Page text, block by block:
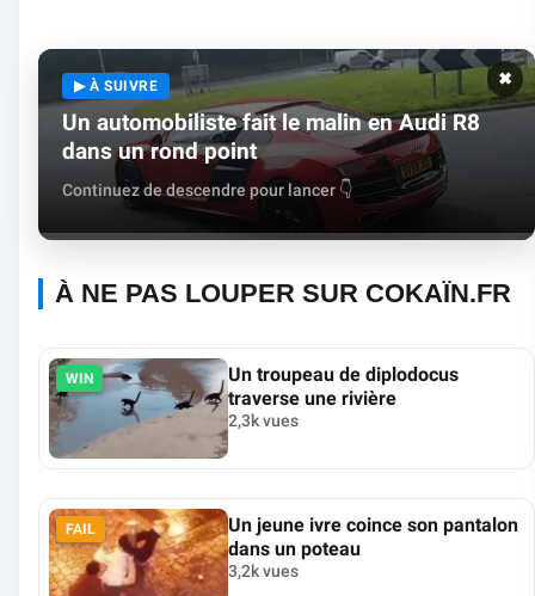
✖
▶ À SUIVRE
Un automobiliste fait le malin en Audi R8
dans un rond point
Continuez de descendre pour lancer 👇
À NE PAS LOUPER SUR COKAÏN.FR
WIN
Un troupeau de diplodocus
traverse une rivière
2,3k vues
FAIL
Un jeune ivre coince son pantalon
dans un poteau
3,2k vues